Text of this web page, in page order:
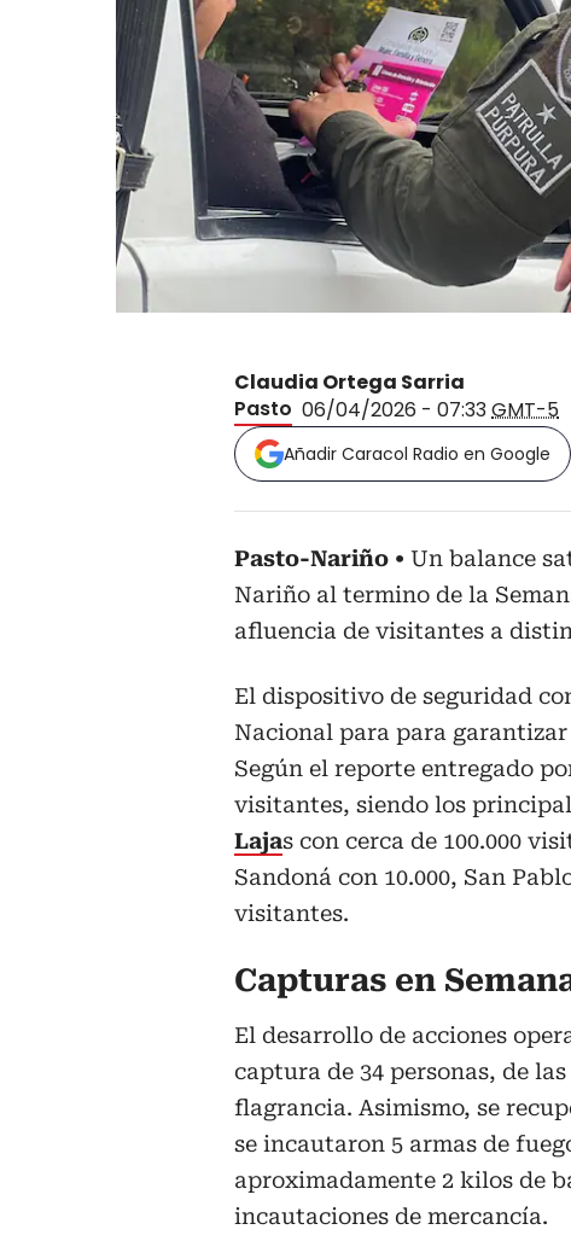
Claudia Ortega Sarria
Pasto 06/04/2026 - 07:33GMT-5
Añadir Caracol Radio en Google
Pasto-Nariño
Un balance
Nariño al termino de la
afluencia de visitantes a
El dispositivo de seguridad
Nacional para para
Según el reporte entregado
visitantes, siendo los
Lajas con cerca de 100.000
Sandoná con 10.000, San
visitantes.
Capturas en
El desarrollo de acciones
captura de 34 personas, de
flagrancia. Asimismo, se
se incautaron 5 armas de
aproximadamente 2 kilos de
incautaciones de mercancía.